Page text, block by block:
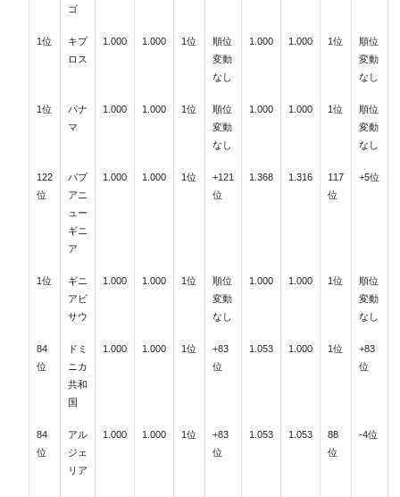
ゴ
1位
キプ
ロス
1.000 1.000 1位
順位
変動
なし
1.000 1.000 1位
順位
変動
なし
1位
パナ
マ
1.000 1.000 1位
順位
変動
なし
1.000 1.000 1位
順位
変動
なし
122
位
パプ
アニ
ュー
ギニ
ア
1.000 1.000 1位
+121
位
1.368 1.316
117
位
+5位
1位
ギニ
アビ
サウ
1.000 1.000 1位
順位
変動
なし
1.000 1.000 1位
順位
変動
なし
84
位
ドミ
ニカ
共和
国
1.000 1.000 1位
+83
位
1.053 1.000 1位
+83
位
84
位
アル
ジェ
リア
1.000 1.000 1位
+83
位
1.053 1.053
88
位
-4位